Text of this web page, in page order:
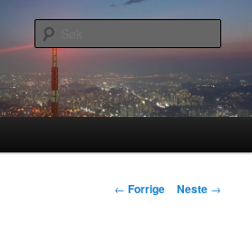
Innleggsnavigasjon
← Forrige Neste →